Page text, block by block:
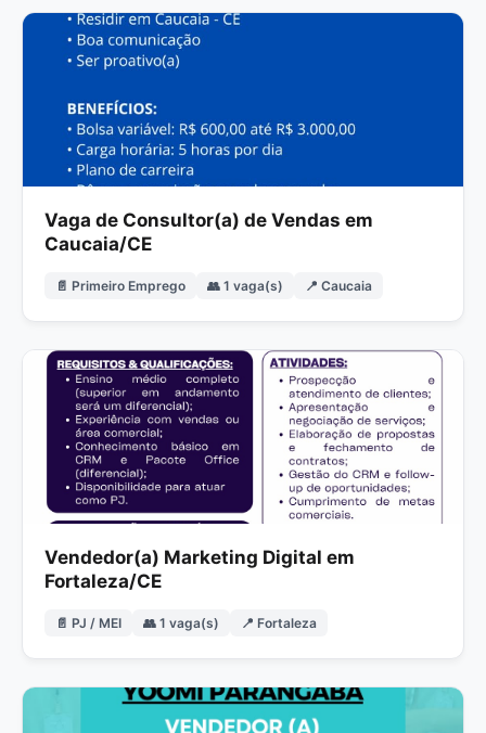
Vaga de Consultor(a) de Vendas em
Caucaia/CE
📄 Primeiro Emprego 👥 1 vaga(s) 📍 Caucaia
Vendedor(a) Marketing Digital em
Fortaleza/CE
📄 PJ / MEI 👥 1 vaga(s) 📍 Fortaleza